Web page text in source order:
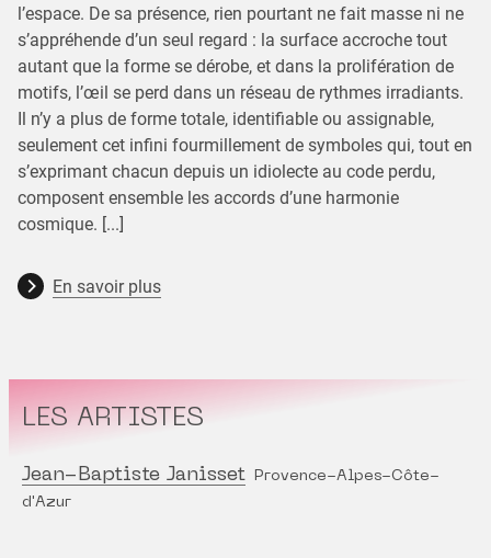
l’espace. De sa présence, rien pourtant ne fait masse ni ne
s’appréhende d’un seul regard : la surface accroche tout
autant que la forme se dérobe, et dans la prolifération de
motifs, l’œil se perd dans un réseau de rythmes irradiants.
Il n’y a plus de forme totale, identifiable ou assignable,
seulement cet infini fourmillement de symboles qui, tout en
s’exprimant chacun depuis un idiolecte au code perdu,
composent ensemble les accords d’une harmonie
cosmique. [...]
En savoir plus
LES ARTISTES
Jean-Baptiste Janisset
Provence-Alpes-Côte-
d'Azur